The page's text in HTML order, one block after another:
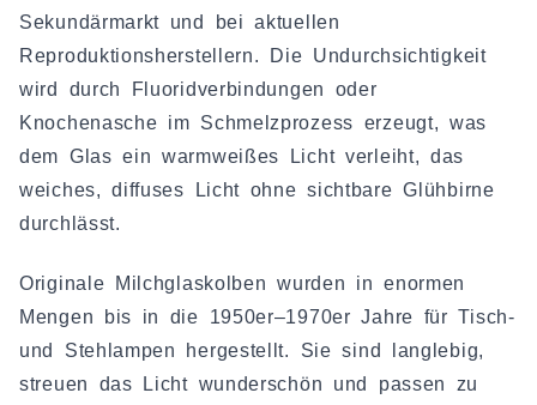
Sekundärmarkt und bei aktuellen
Reproduktionsherstellern. Die Undurchsichtigkeit
wird durch Fluoridverbindungen oder
Knochenasche im Schmelzprozess erzeugt, was
dem Glas ein warmweißes Licht verleiht, das
weiches, diffuses Licht ohne sichtbare Glühbirne
durchlässt.
Originale Milchglaskolben wurden in enormen
Mengen bis in die 1950er–1970er Jahre für Tisch-
und Stehlampen hergestellt. Sie sind langlebig,
streuen das Licht wunderschön und passen zu